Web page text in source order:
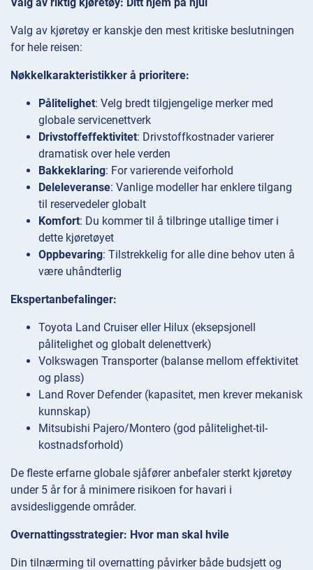
Valg av kjøretøy er kanskje den mest kritiske beslutningen
for hele reisen:
Nøkkelkarakteristikker å prioritere:
Pålitelighet: Velg bredt tilgjengelige merker med
globale servicenettverk
Drivstoffeffektivitet: Drivstoffkostnader varierer
dramatisk over hele verden
Bakkeklaring: For varierende veiforhold
Deleleveranse: Vanlige modeller har enklere tilgang
til reservedeler globalt
Komfort: Du kommer til å tilbringe utallige timer i
dette kjøretøyet
Oppbevaring: Tilstrekkelig for alle dine behov uten å
være uhåndterlig
Ekspertanbefalinger:
Toyota Land Cruiser eller Hilux (eksepsjonell
pålitelighet og globalt delenettverk)
Volkswagen Transporter (balanse mellom effektivitet
og plass)
Land Rover Defender (kapasitet, men krever mekanisk
kunnskap)
Mitsubishi Pajero/Montero (god pålitelighet-til-
kostnadsforhold)
De fleste erfarne globale sjåfører anbefaler sterkt kjøretøy
under 5 år for å minimere risikoen for havari i
avsidesliggende områder.
Overnattingsstrategier: Hvor man skal hvile
Din tilnærming til overnatting påvirker både budsjett og